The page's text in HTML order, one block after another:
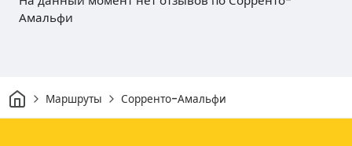
Амальфи
ДомМаршруты Сорренто-Амальфи